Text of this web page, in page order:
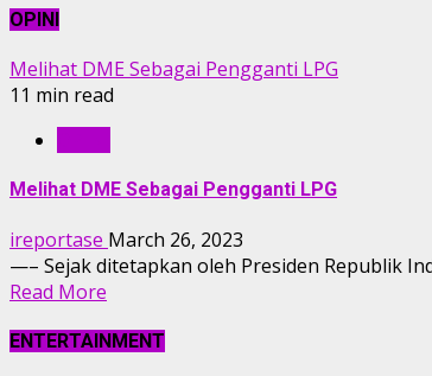
OPINI
Melihat DME Sebagai Pengganti LPG
11 min read
Melihat DME Sebagai Pengganti LPG
ireportase March 26, 2023
—– Sejak ditetapkan oleh Presiden Republik
Read More
ENTERTAINMENT